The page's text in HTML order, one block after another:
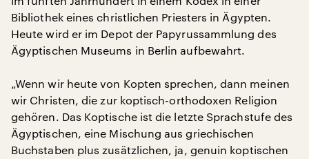
Bibliothek eines christlichen Priesters in Ägypten.
Heute wird er im Depot der Papyrussammlung des
Ägyptischen Museums in Berlin aufbewahrt.
„Wenn wir heute von Kopten sprechen, dann meinen
wir Christen, die zur koptisch-orthodoxen Religion
gehören. Das Koptische ist die letzte Sprachstufe des
Ägyptischen, eine Mischung aus griechischen
Buchstaben plus zusätzlichen, ja, genuin koptischen